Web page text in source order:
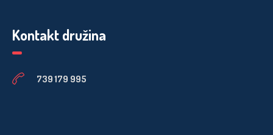
Kontakt družina
739 179 995